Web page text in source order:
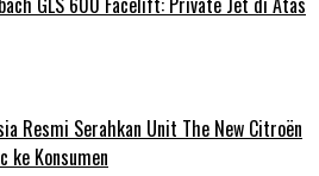
Resmi Serahkan Unit The New Citroën
ke Konsumen